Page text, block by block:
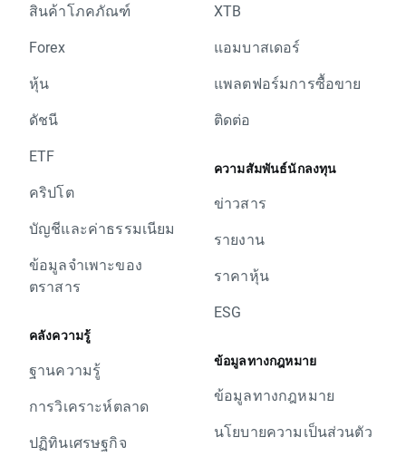
สินค้าโภคภัณฑ์
Forex
หุ้น
ดัชนี
ETF
คริปโต
บัญชีและค่าธรรมเนียม
ข้อมูลจำเพาะของ
ตราสาร
คลังความรู้
ฐานความรู้
การวิเคราะห์ตลาด
ปฏิทินเศรษฐกิจ
XTB
แอมบาสเดอร์
แพลตฟอร์มการซื้อขาย
ติดต่อ
ความสัมพันธ์นักลงทุน
ข่าวสาร
รายงาน
ราคาหุ้น
ESG
ข้อมูลทางกฎหมาย
ข้อมูลทางกฎหมาย
นโยบายความเป็นส่วนตัว